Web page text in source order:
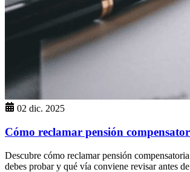
02 dic. 2025
Cómo reclamar pensión
Descubre cómo reclamar pensión
debes probar y qué vía conviene revisar antes